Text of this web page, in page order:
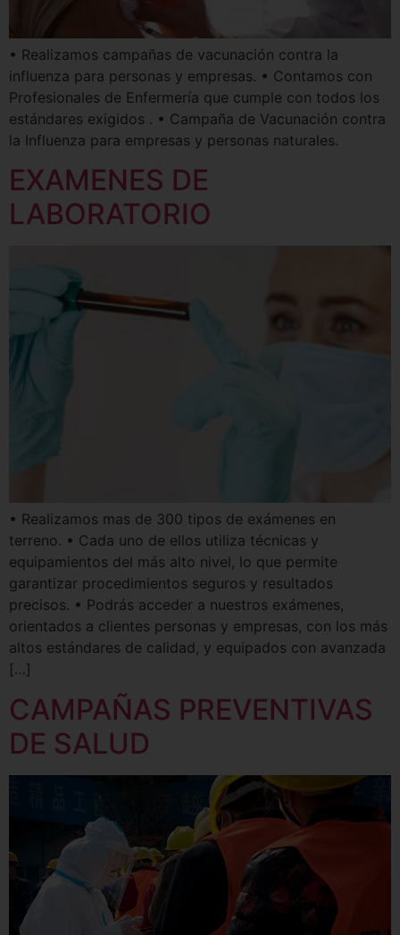
• Realizamos campañas de vacunación contra la
influenza para personas y empresas. • Contamos con
Profesionales de Enfermería que cumple con todos los
estándares exigidos . • Campaña de Vacunación contra
la Influenza para empresas y personas naturales.
EXAMENES DE
LABORATORIO
• Realizamos mas de 300 tipos de exámenes en
terreno. • Cada uno de ellos utiliza técnicas y
equipamientos del más alto nivel, lo que permite
garantizar procedimientos seguros y resultados
precisos. • Podrás acceder a nuestros exámenes,
orientados a clientes personas y empresas, con los más
altos estándares de calidad, y equipados con avanzada
[…]
CAMPAÑAS PREVENTIVAS
DE SALUD